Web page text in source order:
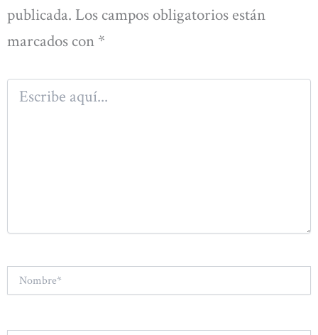
publicada. Los campos obligatorios están
marcados con *
Escribe
aquí...